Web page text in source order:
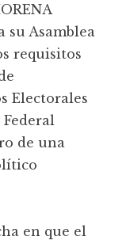
Asamblea
requisitos
Electorales
de una
en que el